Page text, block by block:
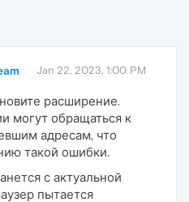
Jan 22, 2023, 1:00 PM
расширение.
могут обращаться к
адресам, что
такой ошибки.
с актуальной
пытается